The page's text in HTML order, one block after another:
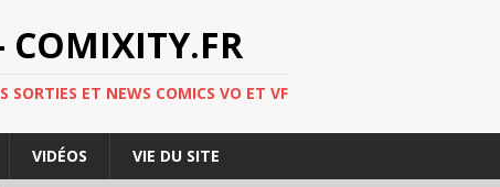
COMIXITY.FR
SORTIES ET NEWS COMICS VO ET VF
VIDÉOS VIE DU SITE